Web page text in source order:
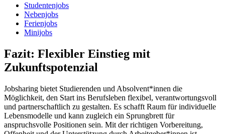
Studentenjobs
Nebenjobs
Ferienjobs
Minijobs
Fazit: Flexibler Einstieg mit
Zukunftspotenzial
Jobsharing bietet Studierenden und Absolvent*innen die
Möglichkeit, den Start ins Berufsleben flexibel, verantwortungsvoll
und partnerschaftlich zu gestalten. Es schafft Raum für individuelle
Lebensmodelle und kann zugleich ein Sprungbrett für
anspruchsvolle Positionen sein. Mit der richtigen Vorbereitung,